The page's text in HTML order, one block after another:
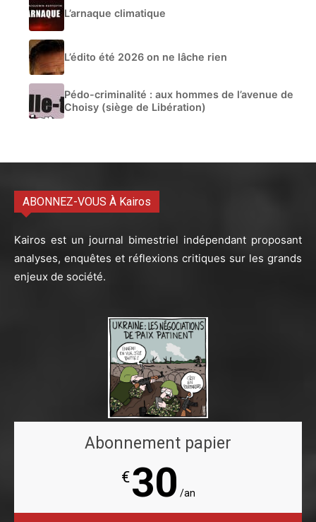
L’arnaque climatique
L’édito été 2026 on ne lâche rien
Pédo-criminalité : aux hommes de l’avenue de
Choisy (siège de Libération)
ABONNEZ-VOUS À Kairos
Kairos est un journal bimestriel indépendant proposant
analyses, enquêtes et réflexions critiques sur les grands
enjeux de société.
Abonnement papier
€30 /an